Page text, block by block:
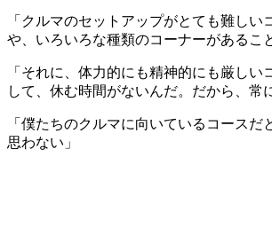
「クルマのセットアップがとても難し
や、いろいろな種類のコーナーがあるこ
「それに、体力的にも精神的にも厳し
して、休む時間がないんだ。だから、常
「僕たちのクルマに向いているコース
思わない」